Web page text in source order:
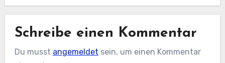
Schreibe einen Kommentar
Du musst angemeldet sein, um einen Kommentar